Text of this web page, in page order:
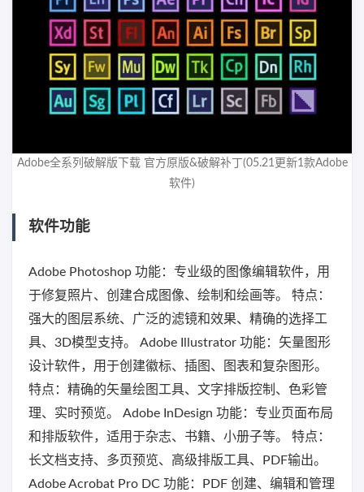
Adobe全系列破解版下载 官方原版&破解补丁(05.21更新1款Adobe
软件)
软件功能
Adobe Photoshop 功能：专业级的图像编辑软件，用
于修复照片、创建合成图像、绘制和绘画等。 特点：
强大的图层系统、广泛的滤镜和效果、精确的选择工
具、3D模型支持。 Adobe Illustrator 功能：矢量图形
设计软件，用于创建徽标、插图、图表和复杂图形。
特点：精确的矢量绘图工具、文字排版控制、色彩管
理、实时预览。 Adobe InDesign 功能：专业页面布局
和排版软件，适用于杂志、书籍、小册子等。 特点：
长文档支持、多页预览、高级排版工具、PDF输出。
Adobe Acrobat Pro DC 功能：PDF 创建、编辑和管理